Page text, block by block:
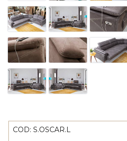
COD:S.OSCAR.L